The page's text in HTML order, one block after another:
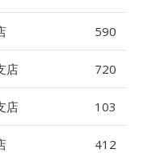
590
店 720
店 103
412